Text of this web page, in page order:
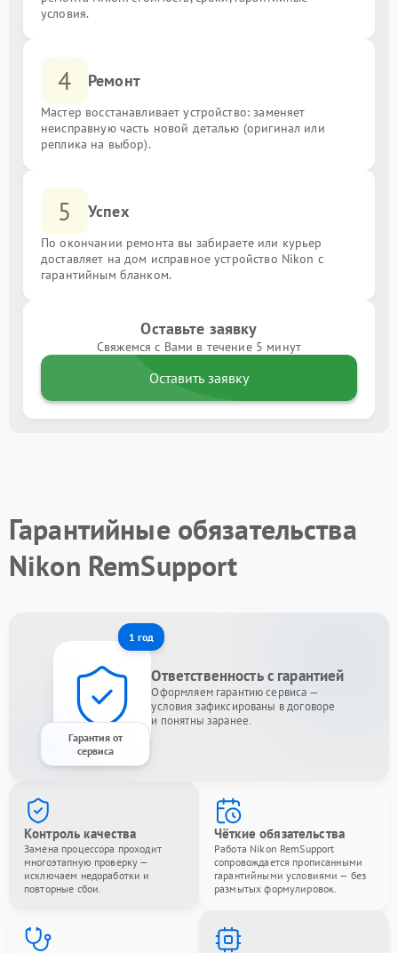
условия.
4 Ремонт
Мастер восстанавливает устройство: заменяет
неисправную часть новой деталью (оригинал или
реплика на выбор).
5 Успех
По окончании ремонта вы забираете или курьер
доставляет на дом исправное устройство Nikon с
гарантийным бланком.
Оставьте заявку
Свяжемся с Вами в течение 5 минут
Оставить заявку
Гарантийные обязательства
Nikon RemSupport
1 год
Гарантия от
сервиса
Ответственность с гарантией
Оформляем гарантию сервиса —
условия зафиксированы в договоре
и понятны заранее.
Контроль качества
Замена процессора проходит
многоэтапную проверку —
исключаем недоработки и
повторные сбои.
Чёткие обязательства
Работа Nikon RemSupport
сопровождается прописанными
гарантийными условиями — без
размытых формулировок.